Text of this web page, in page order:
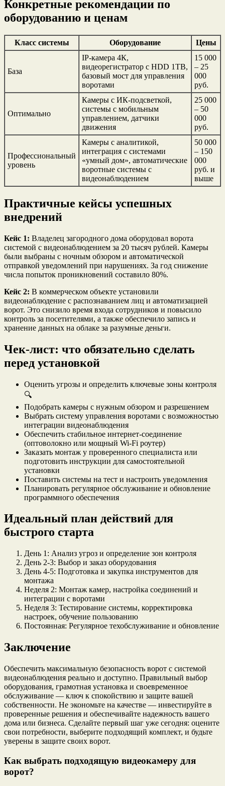
Конкретные рекомендации по
оборудованию и ценам
Класс системы Оборудование Цены
База
IP-камера 4К,
видеорегистратор с HDD 1TB,
базовый мост для управления
воротами
15 000
– 25
000
руб.
Оптимально
Камеры с ИК-подсветкой,
системы с мобильным
управлением, датчики
движения
25 000
– 50
000
руб.
Профессиональный
уровень
Камеры с аналитикой,
интеграция с системами
«умный дом», автоматические
воротные системы с
видеонаблюдением
50 000
– 150
000
руб. и
выше
Практичные кейсы успешных
внедрений
Кейс 1: Владелец загородного дома оборудовал ворота
системой с видеонаблюдением за 20 тысяч рублей. Камеры
были выбраны с ночным обзором и автоматической
отправкой уведомлений при нарушениях. За год снижение
числа попыток проникновений составило 80%.
Кейс 2: В коммерческом объекте установили
видеонаблюдение с распознаванием лиц и автоматизацией
ворот. Это снизило время входа сотрудников и повысило
контроль за посетителями, а также обеспечило запись и
хранение данных на облаке за разумные деньги.
Чек-лист: что обязательно сделать
перед установкой
Оценить угрозы и определить ключевые зоны контроля
🔍
Подобрать камеры с нужным обзором и разрешением
Выбрать систему управления воротами с возможностью
интеграции видеонаблюдения
Обеспечить стабильное интернет-соединение
(оптоволокно или мощный Wi-Fi роутер)
Заказать монтаж у проверенного специалиста или
подготовить инструкции для самостоятельной
установки
Поставить системы на тест и настроить уведомления
Планировать регулярное обслуживание и обновление
программного обеспечения
Идеальный план действий для
быстрого старта
День 1: Анализ угроз и определение зон контроля
День 2-3: Выбор и заказ оборудования
День 4-5: Подготовка и закупка инструментов для
монтажа
Неделя 2: Монтаж камер, настройка соединений и
интеграции с воротами
Неделя 3: Тестирование системы, корректировка
настроек, обучение пользованию
Постоянная: Регулярное техобслуживание и обновление
Заключение
Обеспечить максимальную безопасность ворот с системой
видеонаблюдения реально и доступно. Правильный выбор
оборудования, грамотная установка и своевременное
обслуживание — ключ к спокойствию и защите вашей
собственности. Не экономьте на качестве — инвестируйте в
проверенные решения и обеспечивайте надежность вашего
дома или бизнеса. Сделайте первый шаг уже сегодня: оцените
свои потребности, выберите подходящий комплект, и будьте
уверены в защите своих ворот.
Как выбрать подходящую видеокамеру для
ворот?